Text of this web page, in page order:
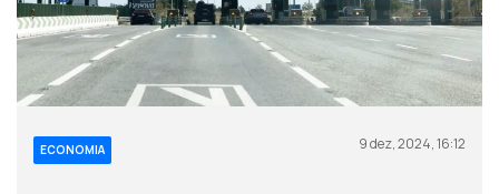
ECONOMIA 9 dez, 2024, 16:12